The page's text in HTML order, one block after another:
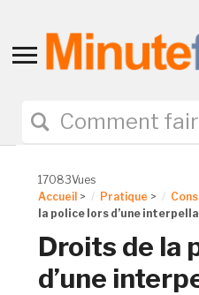
Toggle
navigation
17083Vues
Accueil > Pratique >
la police lors d’une
Droits de la
d’une